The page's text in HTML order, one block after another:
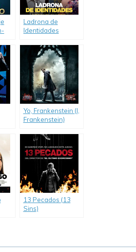
Ladrona de
Identidades
Yo, Frankenstein (I,
Frankenstein)
13 Pecados (13
Sins)